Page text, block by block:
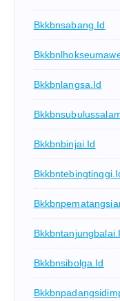
Bkkbnsabang.id
Bkkbnlangsa.id
Bkkbnbinjai.id
Bkkbnsibolga.id